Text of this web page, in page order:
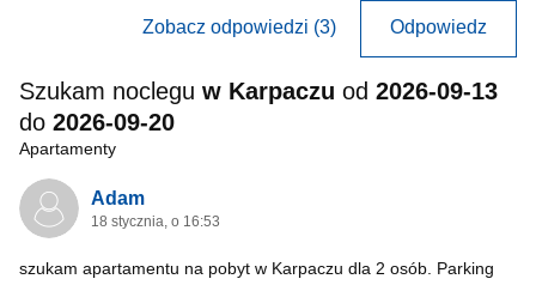
Zobacz odpowiedzi (3) Odpowiedz
Szukam noclegu w Karpaczu od 2026-09-13
do 2026-09-20
Apartamenty
Adam
18 stycznia, o 16:53
szukam apartamentu na pobyt w Karpaczu dla 2 osób. Parking